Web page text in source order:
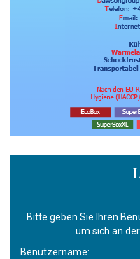
Bitte geben Sie Ihren
um sich an
Benutzername: